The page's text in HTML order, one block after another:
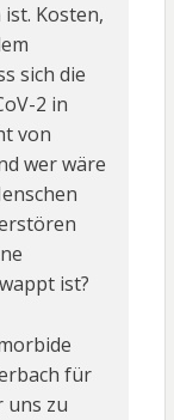
Kosten,
sich die
2 in
von
wer wäre
ist?
für
uns zu